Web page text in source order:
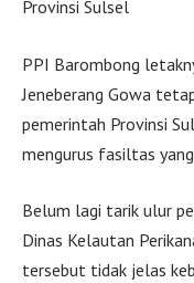
Provinsi Sulsel
PPI Barombong
Jeneberang Gowa
pemerintah Provinsi
mengurus fasiltas
Belum lagi tarik ulur
Dinas Kelautan
tersebut tidak jelas